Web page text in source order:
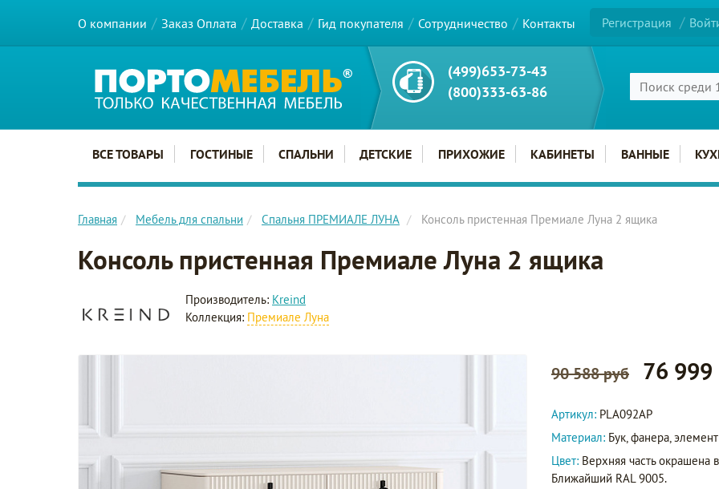
О компании Заказ Оплата Доставка Гид покупателя Сотрудничество Контакты Регистрация
(499)653-73-43
(800)333-63-86
Главное меню сайта
ВСЕ ТОВАРЫ ГОСТИНЫЕ СПАЛЬНИ ДЕТСКИЕ ПРИХОЖИЕ КАБИНЕТЫ ВАННЫЕ
Главная Мебель для спальни Спальня ПРЕМИАЛЕ ЛУНА Консоль пристенная Премиале Луна 2 ящика
Консоль пристенная Премиале Луна 2 ящика
Производитель: Kreind
Коллекция: Премиале Луна
90 588 руб 76 999
Артикул: PLA092AP
Материал: Бук, фанера,
Цвет: Верхняя часть окрашена
Ближайший RAL 9005.